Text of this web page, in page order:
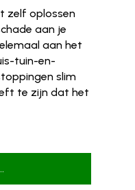
zelf oplossen
aan je
aan het
tuin-en-
slim
te zijn dat het